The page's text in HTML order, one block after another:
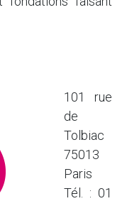
101 rue
de
Tolbiac
75013
Paris
Tél. : 01